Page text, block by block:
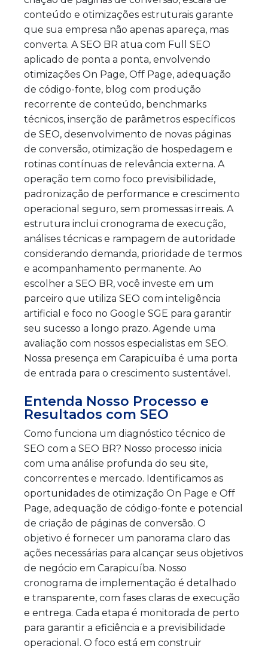
conteúdo e otimizações estruturais garante
que sua empresa não apenas apareça, mas
converta. A SEO BR atua com Full SEO
aplicado de ponta a ponta, envolvendo
otimizações On Page, Off Page, adequação
de código-fonte, blog com produção
recorrente de conteúdo, benchmarks
técnicos, inserção de parâmetros específicos
de SEO, desenvolvimento de novas páginas
de conversão, otimização de hospedagem e
rotinas contínuas de relevância externa. A
operação tem como foco previsibilidade,
padronização de performance e crescimento
operacional seguro, sem promessas irreais. A
estrutura inclui cronograma de execução,
análises técnicas e rampagem de autoridade
considerando demanda, prioridade de termos
e acompanhamento permanente. Ao
escolher a SEO BR, você investe em um
parceiro que utiliza SEO com inteligência
artificial e foco no Google SGE para garantir
seu sucesso a longo prazo. Agende uma
avaliação com nossos especialistas em SEO.
Nossa presença em Carapicuíba é uma porta
de entrada para o crescimento sustentável.
Entenda Nosso Processo e
Resultados com SEO
Como funciona um diagnóstico técnico de
SEO com a SEO BR? Nosso processo inicia
com uma análise profunda do seu site,
concorrentes e mercado. Identificamos as
oportunidades de otimização On Page e Off
Page, adequação de código-fonte e potencial
de criação de páginas de conversão. O
objetivo é fornecer um panorama claro das
ações necessárias para alcançar seus objetivos
de negócio em Carapicuíba. Nosso
cronograma de implementação é detalhado
e transparente, com fases claras de execução
e entrega. Cada etapa é monitorada de perto
para garantir a eficiência e a previsibilidade
operacional. O foco está em construir